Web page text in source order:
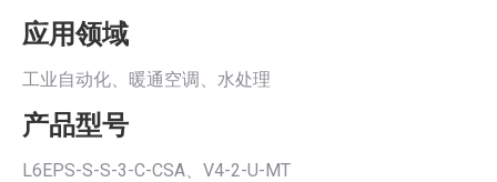
应用领域
工业自动化、暖通空调、水处理
产品型号
L6EPS-S-S-3-C-CSA、V4-2-U-MT